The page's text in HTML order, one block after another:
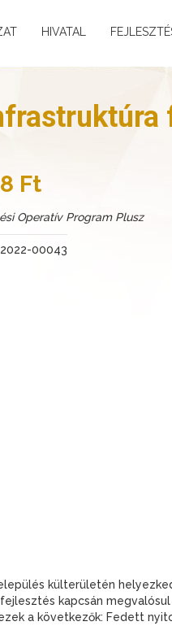
HIVATAL
Ft
Operatív Program Plusz
2022-00043
külterületén
kapcsán
a következők: Fedett